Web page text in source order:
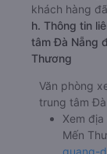
khách hàng
h. Thông tin
tâm Đà Nẵng
Thương
Văn phòng
trung tâm
Xem
Mến
quang-